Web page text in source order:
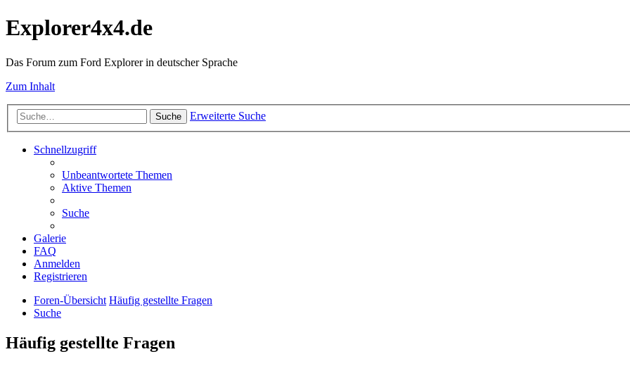
Explorer4x4.de
Das Forum zum Ford Explorer in deutscher Sprache
Zum Inhalt
Suche Erweiterte Suche
Schnellzugriff
Unbeantwortete Themen
Aktive Themen
Suche
Galerie
FAQ
Anmelden
Registrieren
Foren-Übersicht Häufig gestellte Fragen
Suche
Häufig gestellte Fragen